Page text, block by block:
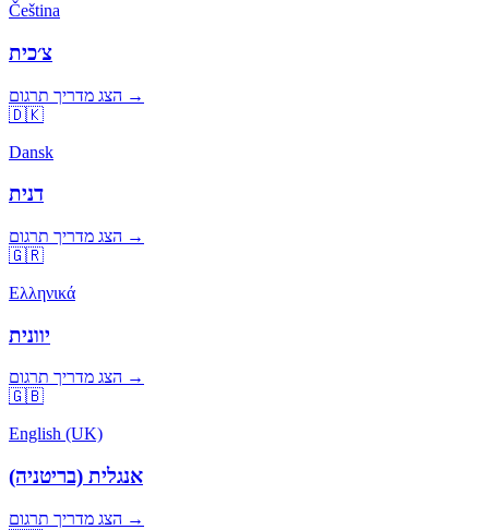
Čeština
צ׳כית
הצג מדריך תרגום →
🇩🇰
Dansk
דנית
הצג מדריך תרגום →
🇬🇷
Ελληνικά
יוונית
הצג מדריך תרגום →
🇬🇧
English (UK)
אנגלית (בריטניה)
הצג מדריך תרגום →